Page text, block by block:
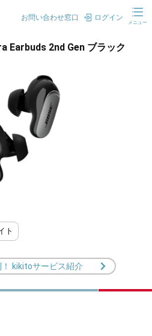
お問い合わせ窓口 ログイン
メニュー
2nd Gen ブラック
ト
kikitoサービス紹介